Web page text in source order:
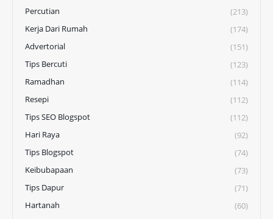
Percutian
(213)
Kerja Dari Rumah
(174)
Advertorial
(151)
Tips Bercuti
(123)
Ramadhan
(114)
Resepi
(112)
Tips SEO Blogspot
(112)
Hari Raya
(92)
Tips Blogspot
(74)
Keibubapaan
(73)
Tips Dapur
(71)
Hartanah
(60)